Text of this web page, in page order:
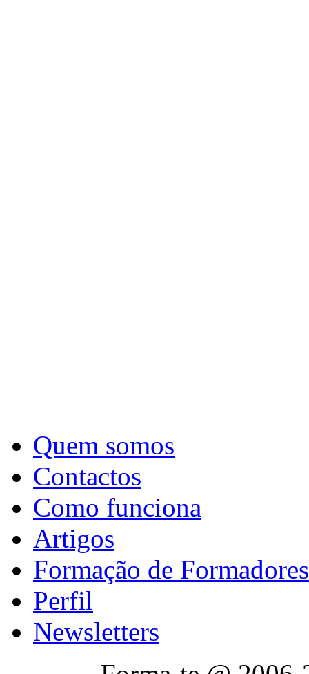
Quem somos
Contactos
Como funciona
Artigos
Formação de Formadores
Perfil
Newsletters